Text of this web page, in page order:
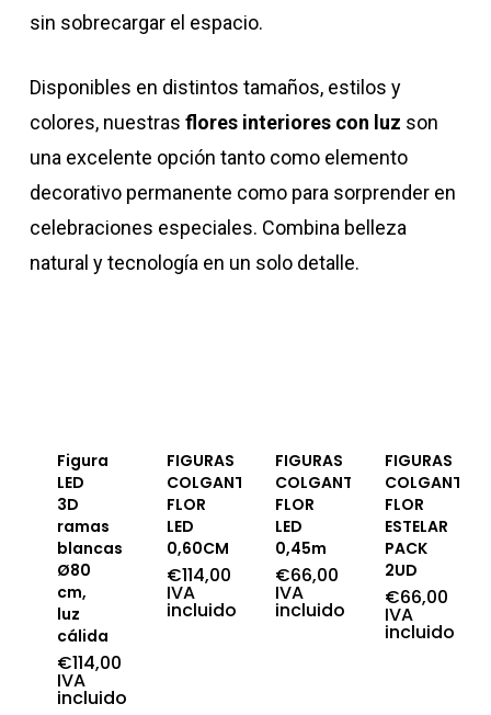
sin sobrecargar el espacio.
Disponibles en distintos tamaños, estilos y
colores, nuestras flores interiores con luz son
una excelente opción tanto como elemento
decorativo permanente como para sorprender en
celebraciones especiales. Combina belleza
natural y tecnología en un solo detalle.
Figura
LED
3D
ramas
blancas
Ø80
cm,
luz
cálida
€114,00
IVA
incluido
FIGURAS
COLGANTES
FLOR
LED
0,60CM
€114,00
IVA
incluido
FIGURAS
COLGANTES
FLOR
LED
0,45m
€66,00
IVA
incluido
FIGURAS
COLGANTES
FLOR
ESTELAR
PACK
2UD
€66,00
IVA
incluido